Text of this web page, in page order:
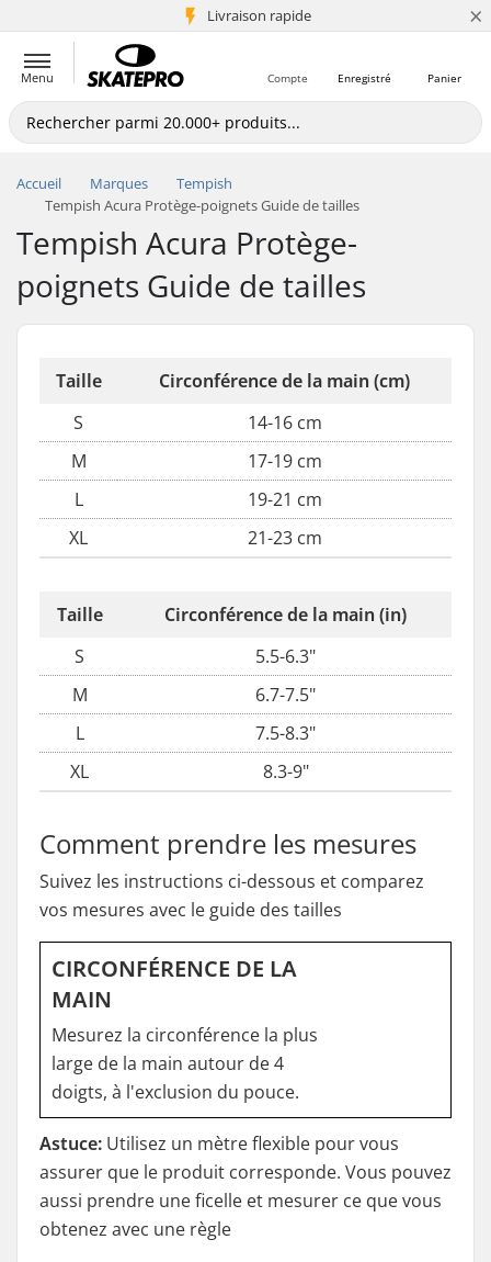
Livraison rapide
+5 mio de clients ×
Menu Panier
Enregistré
Compte
Accueil Marques
Tempish
Tempish Acura Protège-poignets Guide de tailles
Tempish Acura Protège-
poignets Guide de tailles
Taille
Circonférence de la main (cm)
S
14-16 cm
M
17-19 cm
L
19-21 cm
XL
21-23 cm
Taille
Circonférence de la main (in)
S
5.5-6.3"
M
6.7-7.5"
L
7.5-8.3"
XL
8.3-9"
Comment prendre les mesures
Suivez les instructions ci-dessous et comparez
vos mesures avec le guide des tailles
CIRCONFÉRENCE DE LA
MAIN
Mesurez la circonférence la plus
large de la main autour de 4
doigts, à l'exclusion du pouce.
Astuce: Utilisez un mètre flexible pour vous
assurer que le produit corresponde. Vous pouvez
aussi prendre une ficelle et mesurer ce que vous
obtenez avec une règle